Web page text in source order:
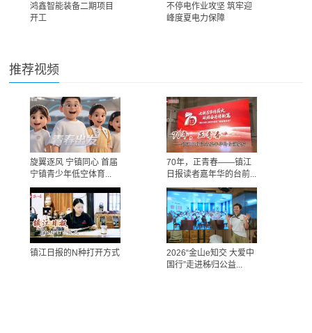
鸿鑫智能装备二期项目
开工
不停电作业攻坚 筑牢迎
峰度夏电力保障
推荐视频
旋翼逐风 宁镇同心 首届
宁镇青少年低空体育...
70年，正青春——镇江
日报读者嘉年华的台前...
镇江日报的N种打开方式
2026“金山e知交 大爱中
国行”走进秭归公益...